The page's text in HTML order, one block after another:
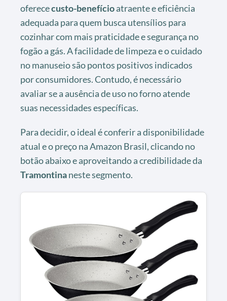
oferececusto-benefícioatraente e eficiência
adequada para quem busca utensílios para
cozinhar com mais praticidade e segurança no
fogão a gás. A facilidade de limpeza e o cuidado
no manuseio são pontos positivos indicados
por consumidores. Contudo, é necessário
avaliar se a ausência de uso no forno atende
suas necessidades específicas.
Para decidir, o ideal é conferir a disponibilidade
atual e o preço na Amazon Brasil, clicando no
botão abaixo e aproveitando a credibilidade da
Tramontinaneste segmento.